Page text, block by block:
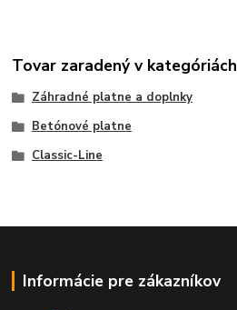
Tovar zaradený v kategóriách
Záhradné platne a doplnky
Betónové platne
Classic-Line
Informácie pre zákazníkov